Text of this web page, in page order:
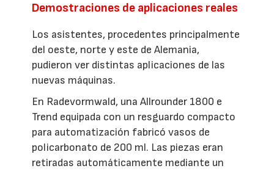
Demostraciones de aplicaciones reales
Los asistentes, procedentes principalmente
del oeste, norte y este de Alemania,
pudieron ver distintas aplicaciones de las
nuevas máquinas.
En Radevormwald, una Allrounder 1800 e
Trend equipada con un resguardo compacto
para automatización fabricó vasos de
policarbonato de 200 ml. Las piezas eran
retiradas automáticamente mediante un